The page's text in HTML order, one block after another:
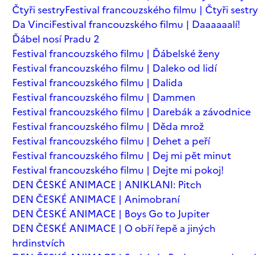
Čtyři sestryFestival francouzského filmu | Čtyři sestry
Da VinciFestival francouzského filmu | Daaaaaalí!
Ďábel nosí Pradu 2
Festival francouzského filmu | Ďábelské ženy
Festival francouzského filmu | Daleko od lidí
Festival francouzského filmu | Dalida
Festival francouzského filmu | Dammen
Festival francouzského filmu | Darebák a závodnice
Festival francouzského filmu | Děda mrož
Festival francouzského filmu | Dehet a peří
Festival francouzského filmu | Dej mi pět minut
Festival francouzského filmu | Dejte mi pokoj!
DEN ČESKÉ ANIMACE | ANIKLANI: Pitch
DEN ČESKÉ ANIMACE | Animobraní
DEN ČESKÉ ANIMACE | Boys Go to Jupiter
DEN ČESKÉ ANIMACE | O obří řepě a jiných
hrdinstvích